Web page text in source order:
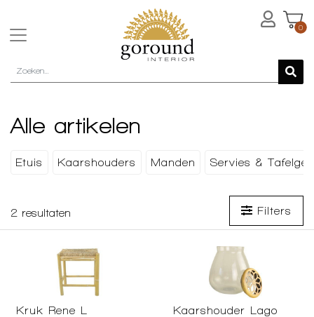
0
Alle artikelen
Etuis Kaarshouders Manden Servies &
2 resultaten Filters
Kruk Rene L
Kaarshouder Lago